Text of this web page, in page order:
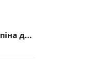
д...